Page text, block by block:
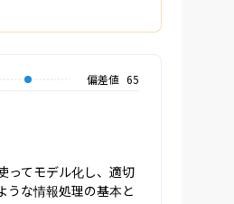
偏差値 65
ってモデル化し、適切
うな情報処理の基本と